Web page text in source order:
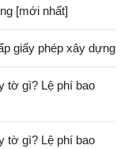
[mới nhất]
giấy phép xây dựng
tờ gì? Lệ phí bao
tờ gì? Lệ phí bao